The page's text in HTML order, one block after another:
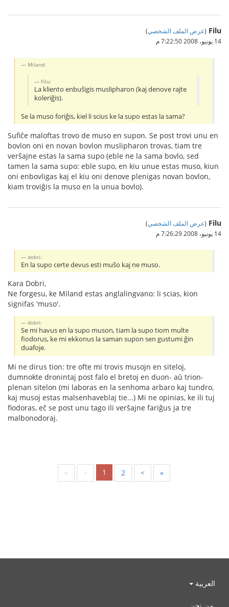
Filu
(عرض الملف الشخصي)
14 يونيو، 2008 7:22:50 م
Miland:
Filu:
La kliento enbuŝigis muslipharon (kaj denove rajte
koleriĝis).
Se la muso foriĝis, kiel li scius ke la supo estas la sama?
Sufiĉe maloftas trovo de muso en supon. Se post trovi unu en
bovlon oni en novan bovlon muslipharon trovas, tiam tre
verŝajne estas la sama supo (eble ne la sama bovlo, sed
tamen la sama supo: eble supo, en kiu unue estas muso, kiun
oni enbovligas kaj el kiu oni denove plenigas novan bovlon,
kiam troviĝis la muso en la unua bovlo).
Filu
(عرض الملف الشخصي)
14 يونيو، 2008 7:26:29 م
dobri:
En la supo certe devus esti muŝo kaj ne muso.
Kara Dobri,
Ne forgesu, ke Miland estas anglalingvano: li scias, kion
signifas 'muso'.
dobri:
Se mi havus en la supo muson, tiam la supo tiom multe
fiodorus, ke mi ekkonus la saman supon sen gustumi ĝin
duafoje.
Mi ne dirus tion: tre ofte mi trovis musojn en siteloj,
dumnokte dronintaj post falo el bretoj en duon- aŭ trion-
plenan sitelon (mi laboras en la senhoma arbaro kaj tundro,
kaj musoj estas malsenhaveblaj tie...) Mi ne opinias, ke ili tuj
fiodoras, eĉ se post unu tago ili verŝajne fariĝus ja tre
malbonodoraj.
« < 1 2 > »
العربية